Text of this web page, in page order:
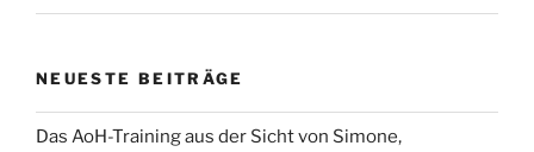
NEUESTE BEITRÄGE
Das AoH-Training aus der Sicht von Simone,